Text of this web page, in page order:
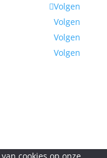
Volgen
Volgen
Volgen
Volgen